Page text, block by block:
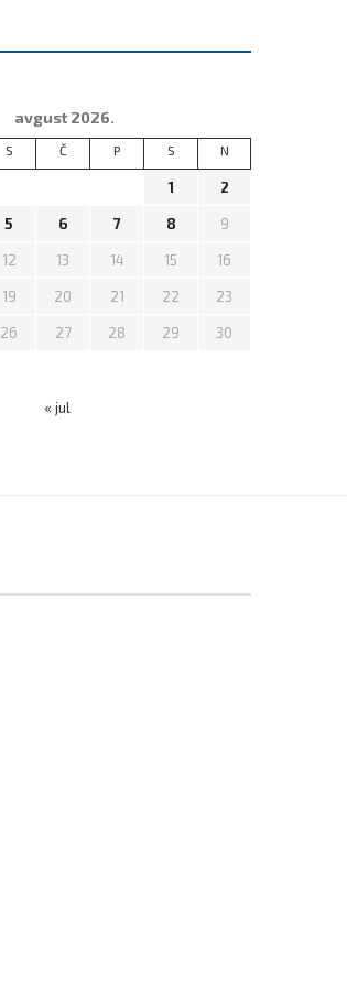
avgust 2026.
S Č P S N
1 2
5 6 7 8 9
12 13 14 15 16
19 20 21 22 23
26 27 28 29 30
« jul